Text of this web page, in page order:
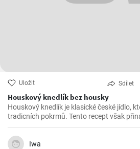
Uložit Sdílet
Houskový knedlík bez housky
Houskový knedlík je klasické české jídlo,
tradicních pokrmů. Tento recept však
variantu, která nevyžaduje housky, ale
chutě.
Iwa